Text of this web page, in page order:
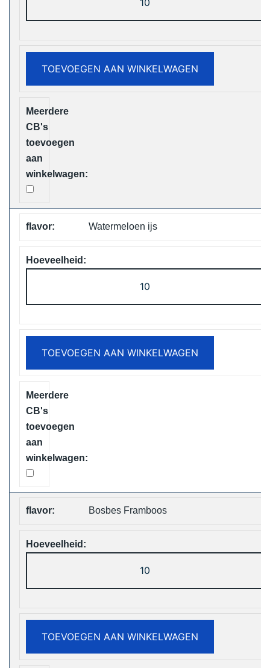
Viking
12000
Disposable
Vape
Free
TOEVOEGEN AAN WINKELWAGEN
Watermeloen ijs
Viking
12000
Disposable
Vape
Free
TOEVOEGEN AAN WINKELWAGEN
Bosbes Framboos
Viking
12000
Disposable
Vape
Free
TOEVOEGEN AAN WINKELWAGEN